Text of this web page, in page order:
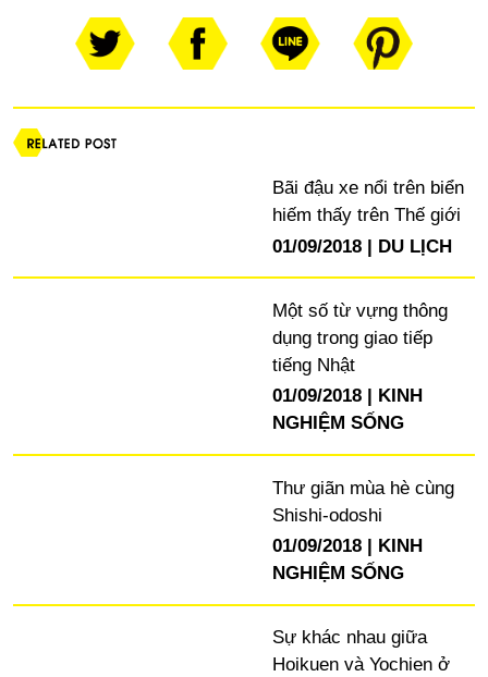
Bãi đậu xe nổi trên biển
hiếm thấy trên Thế giới
01/09/2018
DU LỊCH
Một số từ vựng thông
dụng trong giao tiếp
tiếng Nhật
01/09/2018
KINH
NGHIỆM SỐNG
Thư giãn mùa hè cùng
Shishi-odoshi
01/09/2018
KINH
NGHIỆM SỐNG
Sự khác nhau giữa
Hoikuen và Yochien ở